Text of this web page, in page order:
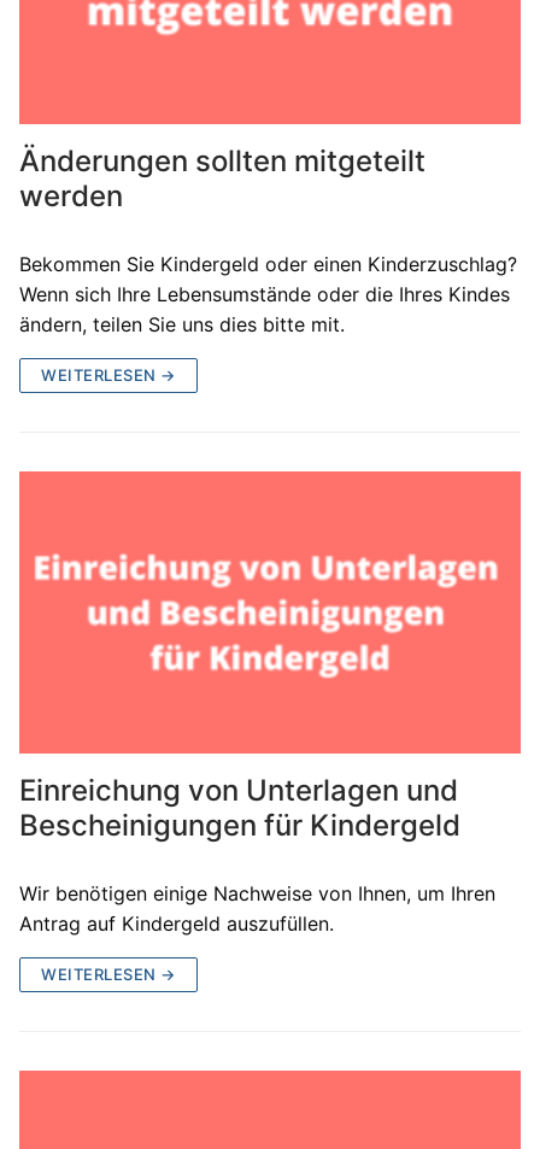
Änderungen sollten mitgeteilt
werden
Bekommen Sie Kindergeld oder einen Kinderzuschlag?
Wenn sich Ihre Lebensumstände oder die Ihres Kindes
ändern, teilen Sie uns dies bitte mit.
WEITERLESEN →
Einreichung von Unterlagen und
Bescheinigungen für Kindergeld
Wir benötigen einige Nachweise von Ihnen, um Ihren
Antrag auf Kindergeld auszufüllen.
WEITERLESEN →